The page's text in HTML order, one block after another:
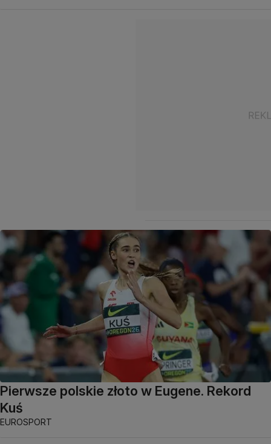
Pierwsze polskie złoto w Eugene. Rekord
Kuś
EUROSPORT